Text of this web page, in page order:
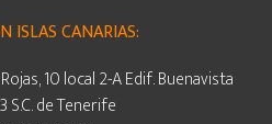
ISLAS CANARIAS:
10 local 2-A Edif. Buenavista
S.C. de Tenerife